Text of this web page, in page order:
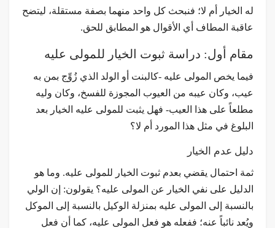
له الخيار أم لا؛ فنبحث كل واحد منهما بصفة مستقلة، ليتضح
عاقبة المطاف أي الأقوال هو المطابق للحق.
مقام أول: دراسة ثبوت الخيار للمولى عليه
فيما يخص المولى عليه -كالبنت أو الولد الذي زُوِّج بمن به
عيب، وكان عيبه من العيوب المجوزة للفسخ، وكان وليه
مطلعاً على هذا العيب- فهل يثبت للمولى عليه الخيار بعد
البلوغ في مثل هذا المورد أم لا؟
دليل عدم الخيار
ثمة احتمال يقضي بعدم ثبوت الخيار للمولى عليه. وما هو
الدليل على نفي الخيار عن المولى عليه؟ يقولون: إن الولي
بالنسبة إلى المولى عليه بمنزلة الوكيل بالنسبة إلى الموكل
ويُعد نائباً عنه؛ ففعله هو فعل المولى عليه، كما أن فعل